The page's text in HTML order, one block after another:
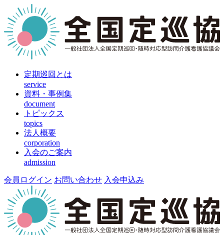
定期巡回とは
service
資料・事例集
document
トピックス
topics
法人概要
corporation
入会のご案内
admission
会員ログイン お問い合わせ 入会申込み